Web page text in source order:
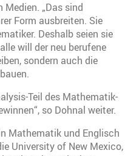
„Das sind
Form ausbreiten. Sie
Deshalb seien sie
will der neu berufene
sondern auch die
Teil des Mathematik-
so Dohnal weiter.
Mathematik und Englisch
University of New Mexico,